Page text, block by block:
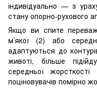
індивідуально — з
стану опорно-рухового
Якщо ви спите
м’якої (2) або
адаптуються до
животі, більше
середньої
поціновувачів помірно